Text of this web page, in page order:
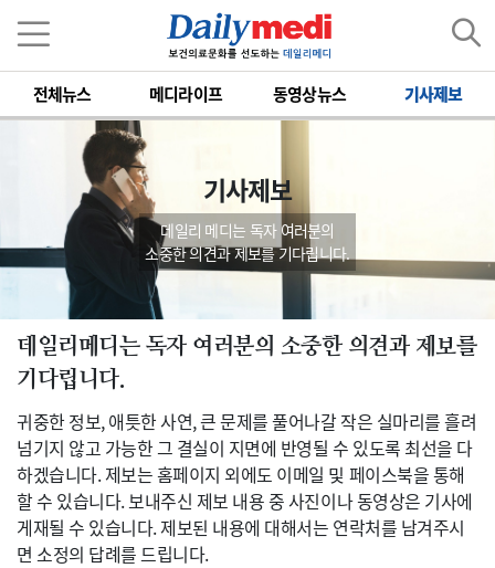
전체뉴스 메디라이프 동영상뉴스 기사제보
기사제보
데일리 메디는 독자 여러분의
소중한 의견과 제보를 기다립니다.
데일리메디는 독자 여러분의 소중한 의견과 제보를
기다립니다.
귀중한 정보, 애틋한 사연, 큰 문제를 풀어나갈 작은 실마리를 흘려
넘기지 않고 가능한 그 결실이 지면에 반영될 수 있도록 최선을 다
하겠습니다. 제보는 홈페이지 외에도 이메일 및 페이스북을 통해
할 수 있습니다. 보내주신 제보 내용 중 사진이나 동영상은 기사에
게재될 수 있습니다. 제보된 내용에 대해서는 연락처를 남겨주시
면 소정의 답례를 드립니다.